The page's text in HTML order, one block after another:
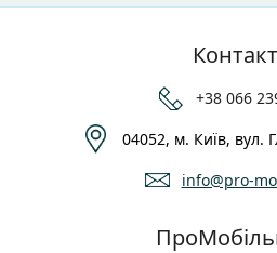
+38 066
04052, м. Київ, вул.
info@pro-